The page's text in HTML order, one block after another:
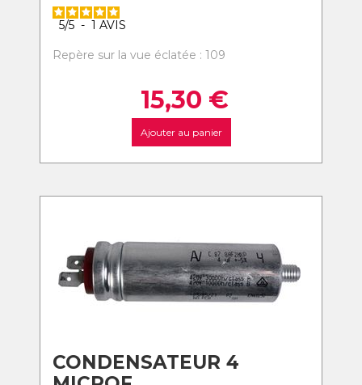
5/5 - 1 AVIS
Repère sur la vue éclatée : 109
15,30 €
Ajouter au panier
CONDENSATEUR 4